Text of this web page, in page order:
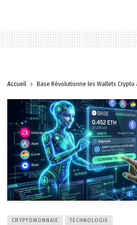
Accueil Base Révolutionne les Wallets Crypto
CRYPTOMONNAIE TECHNOLOGIE